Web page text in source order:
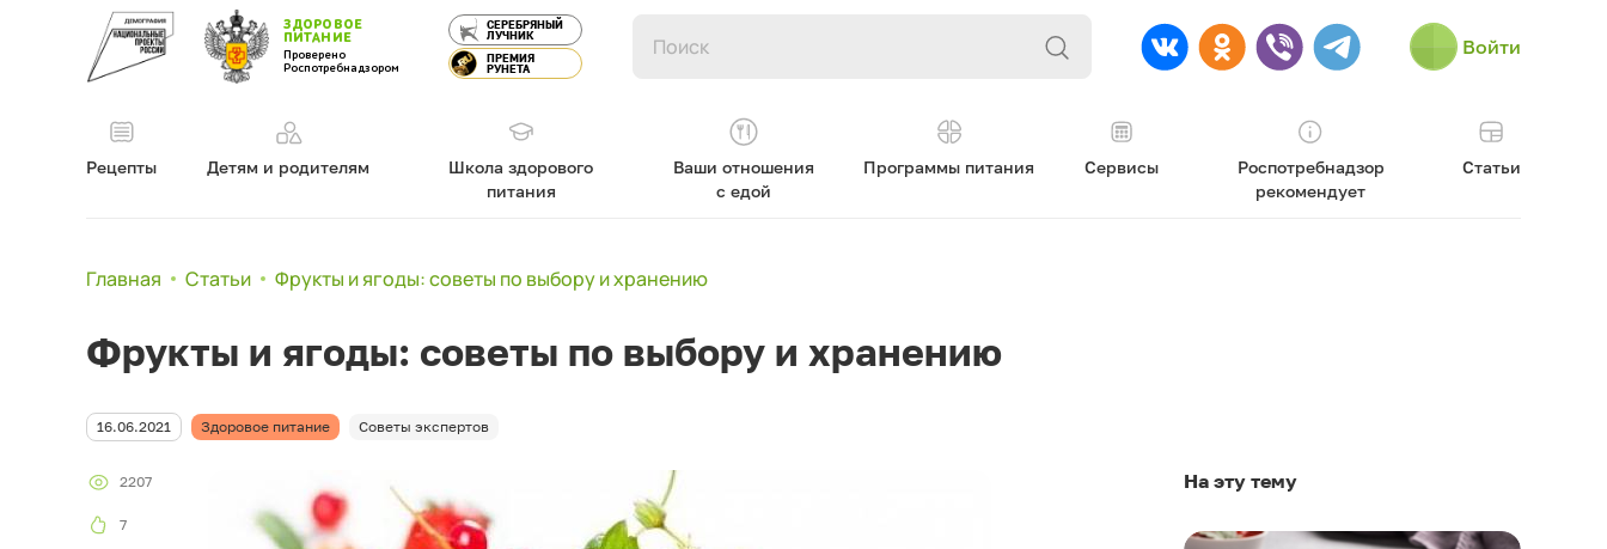
ЗДОРОВОЕ
ПИТАНИЕ
Проверено
Роспотребнадзором
СЕРЕБРЯНЫЙ
ЛУЧНИК
ПРЕМИЯ
РУНЕТА
Войти
Рецепты Детям и родителям
Школа здорового
питания
Ваши отношения
с едой
Программы питания Сервисы
Роспотребнадзор
рекомендует
Статьи
Главная Статьи Фрукты и ягоды: советы по выбору и хранению
Фрукты и ягоды: советы по выбору и хранению
16.06.2021 Здоровое питание Советы экспертов
2207
7
На эту тему